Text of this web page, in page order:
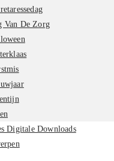
Van De Zorg
Digitale Downloads